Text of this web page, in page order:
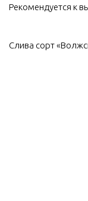
Рекомендуется к
Слива сорт